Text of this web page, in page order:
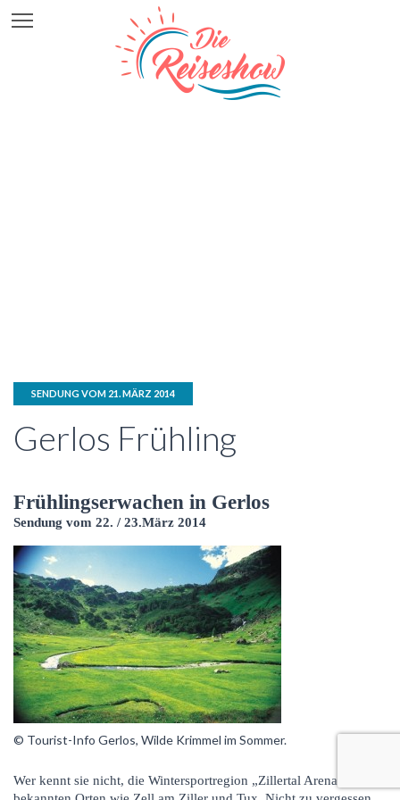
SENDUNG VOM 21. MÄRZ 2014
Gerlos Frühling
Frühlingserwachen in Gerlos
Sendung vom 22. / 23.März 2014
© Tourist-Info Gerlos, Wilde Krimmel im Sommer.
Wer kennt sie nicht, die Wintersportregion „Zillertal Arena“ mit so